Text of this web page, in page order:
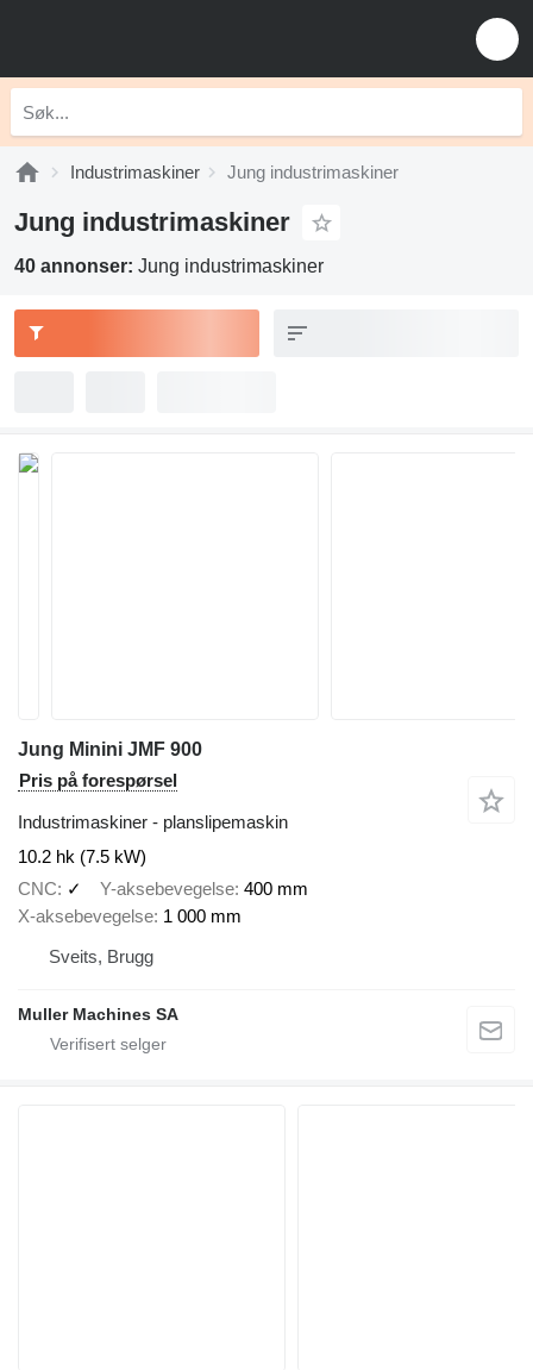
Industrimaskiner Jung industrimaskiner
Jung industrimaskiner
40 annonser: Jung industrimaskiner
Jung Minini JMF 900
Pris på forespørsel
Industrimaskiner - planslipemaskin
10.2 hk (7.5 kW)
CNC
✓ Y-aksebevegelse 400 mm
X-aksebevegelse 1 000 mm
Sveits, Brugg
Muller Machines SA